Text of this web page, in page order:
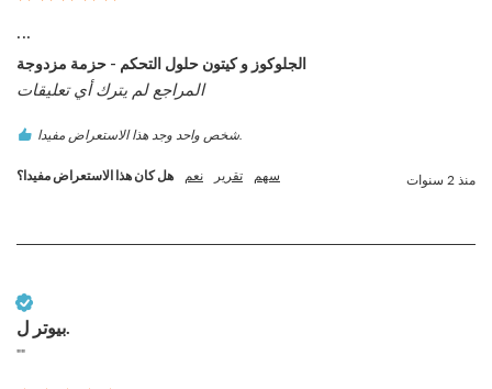
...
الجلوكوز و كيتون حلول التحكم - حزمة مزدوجة
المراجع لم يترك أي تعليقات
شخص واحد وجد هذا الاستعراض مفيدا.
هل كان هذا الاستعراض مفيدا؟ نعم تقرير سهم منذ 2 سنوات
بيوتر ل.
""